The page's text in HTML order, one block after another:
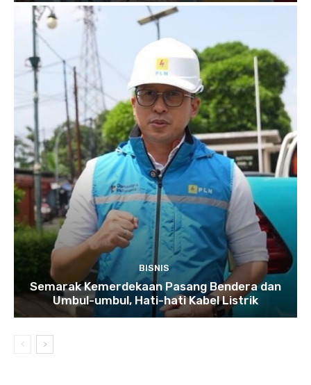
BISNIS
Semarak Kemerdekaan Pasang Bendera dan
Umbul-umbul, Hati-hati Kabel Listrik